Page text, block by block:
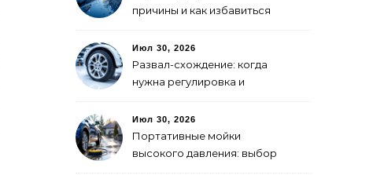
причины и как избавиться
Июл 30, 2026
Развал-схождение: когда
нужна регулировка и
Июл 30, 2026
Портативные мойки
высокого давления: выбор